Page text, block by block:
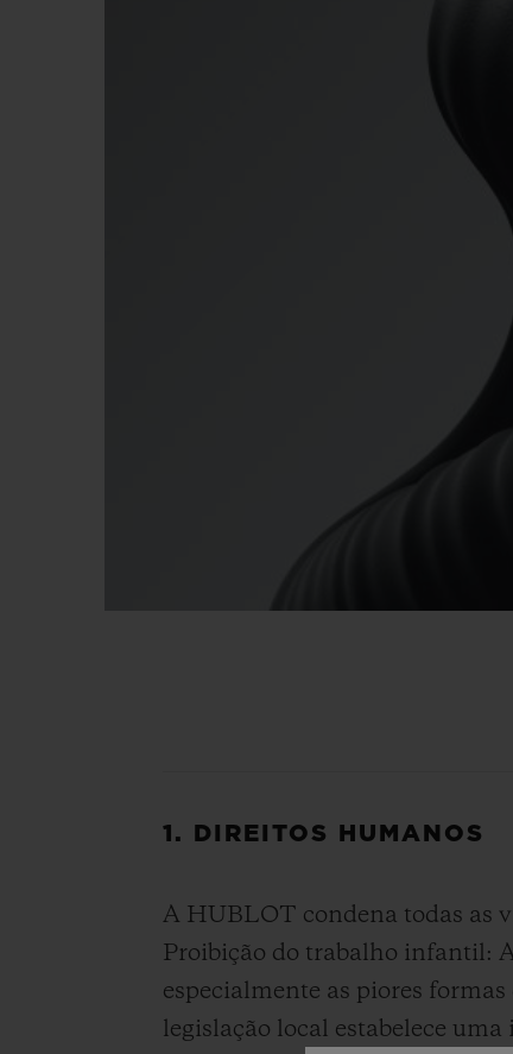
1. DIREITOS HUMANOS
A HUBLOT condena todas as
Proibição do trabalho infantil:
especialmente as piores
legislação local estabelece